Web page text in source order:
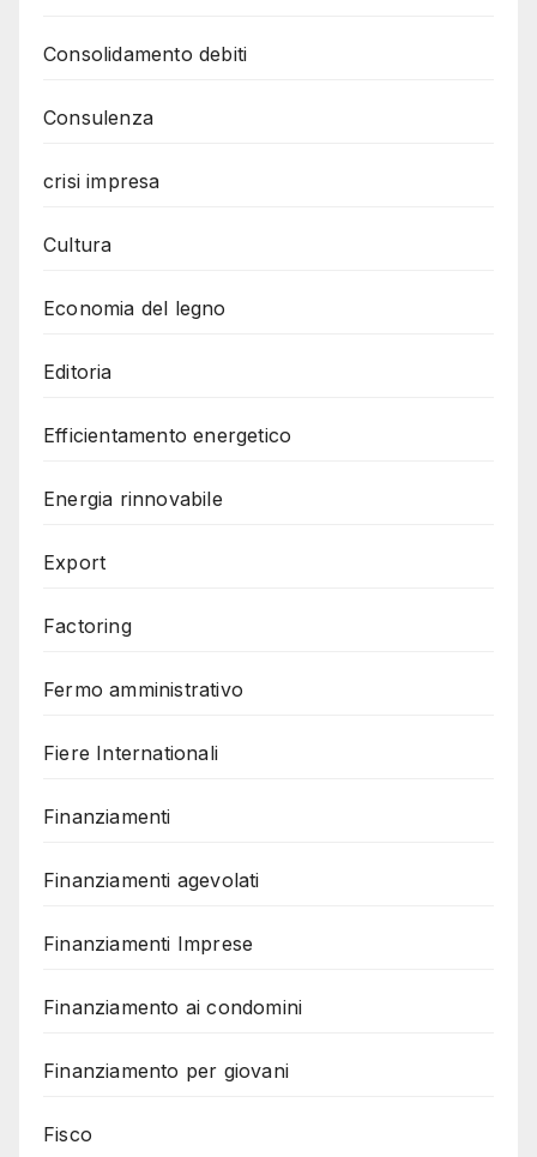
Consolidamento debiti
Consulenza
crisi impresa
Cultura
Economia del legno
Editoria
Efficientamento energetico
Energia rinnovabile
Export
Factoring
Fermo amministrativo
Fiere Internationali
Finanziamenti
Finanziamenti agevolati
Finanziamenti Imprese
Finanziamento ai condomini
Finanziamento per giovani
Fisco